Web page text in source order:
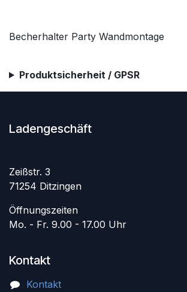
Becherhalter Party Wandmontage
Produktsicherheit / GPSR
Ladengeschäft
Zeißstr. 3
71254 Ditzingen
Öffnungszeiten
Mo. - Fr. 9.00 - 17.00 Uhr
Kontakt
Kontakt